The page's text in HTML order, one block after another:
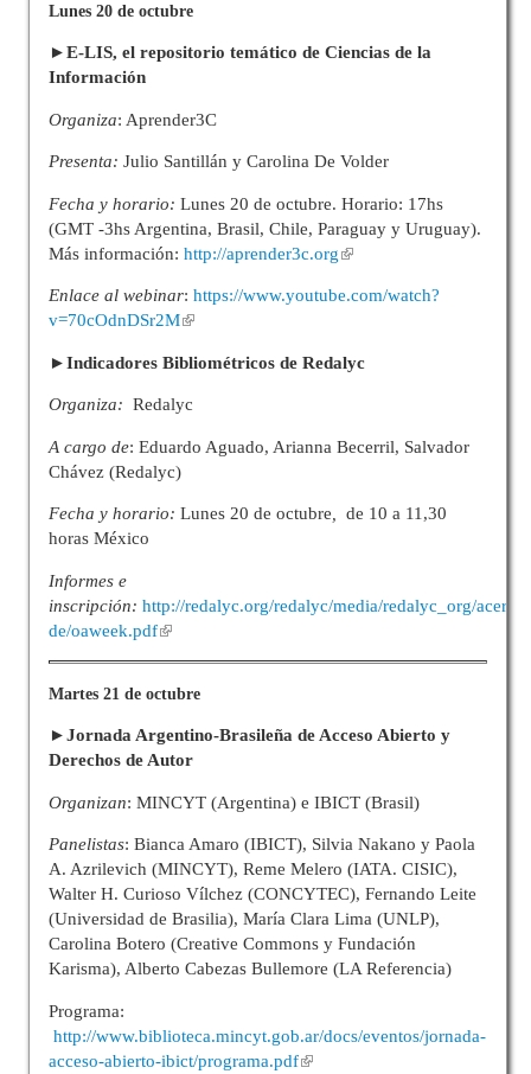
Lunes 20 de octubre
►E-LIS, el repositorio temático de Ciencias de la
Información
Organiza: Aprender3C
Presenta: Julio Santillán y Carolina De Volder
Fecha y horario: Lunes 20 de octubre. Horario: 17hs
(GMT -3hs Argentina, Brasil, Chile, Paraguay y Uruguay).
Más información: http://aprender3c.org
Enlace al webinar: https://www.youtube.com/watch?
v=70cOdnDSr2M
►Indicadores Bibliométricos de Redalyc
Organiza: Redalyc
A cargo de: Eduardo Aguado, Arianna Becerril, Salvador
Chávez (Redalyc)
Fecha y horario: Lunes 20 de octubre
de 10 a 11,30
horas México
Informes e
inscripción: http://redalyc.org/redalyc/media/redalyc_org/acerca-
de/oaweek.pdf
Martes 21 de octubre
►Jornada Argentino-Brasileña de Acceso Abierto y
Derechos de Autor
Organizan: MINCYT (Argentina) e IBICT (Brasil)
Panelistas: Bianca Amaro (IBICT), Silvia Nakano y Paola
A. Azrilevich (MINCYT), Reme Melero (IATA. CISIC),
Walter H. Curioso Vílchez (CONCYTEC), Fernando Leite
(Universidad de Brasilia), María Clara Lima (UNLP),
Carolina Botero (Creative Commons y Fundación
Karisma), Alberto Cabezas Bullemore (LA Referencia)
Programa:
http://www.biblioteca.mincyt.gob.ar/docs/eventos/jornada-
acceso-abierto-ibict/programa.pdf